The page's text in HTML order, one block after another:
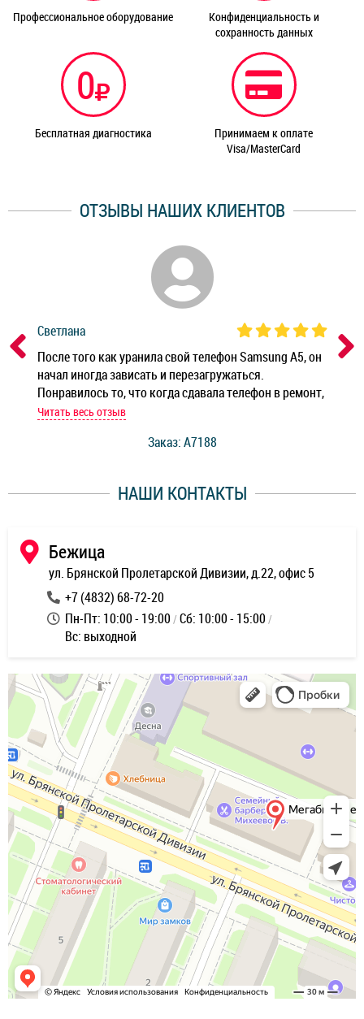
Профессиональное оборудование
Конфиденциальность и
сохранность данных
0
Бесплатная диагностика
Принимаем к оплате
Visa/MasterCard
ОТЗЫВЫ НАШИХ КЛИЕНТОВ
Светлана
После того как уранила свой телефон Samsung A5, он
начал иногда зависать и перезагружаться.
Понравилось то, что когда сдавала телефон в ремонт,
мастер при мне сделал быструю диагностику и сказал
работы и оперативность!
Читать весь отзыв
Заказ: A7188
НАШИ КОНТАКТЫ
Бежица
ул. Брянской Пролетарской Дивизии, д.22, офис 5
+7 (4832) 68-72-20
Пн-Пт: 10:00 - 19:00 Сб: 10:00 - 15:00
Вс: выходной